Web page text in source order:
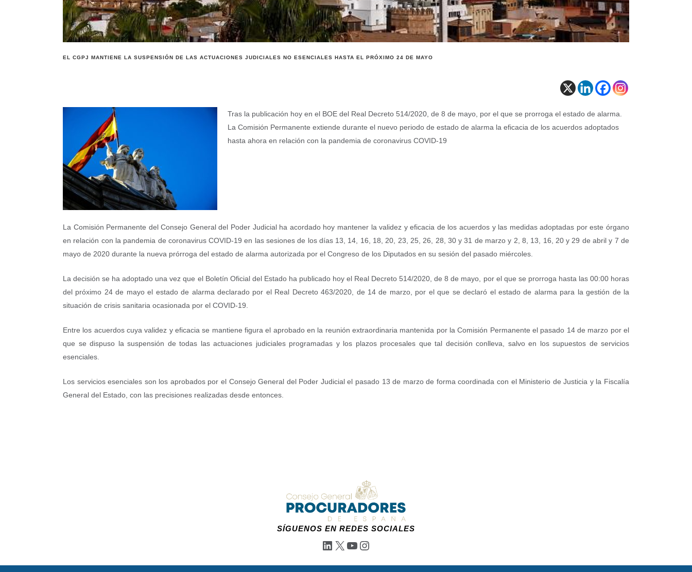
EL CGPJ MANTIENE LA SUSPENSIÓN DE LAS ACTUACIONES JUDICIALES NO ESENCIALES HASTA EL PRÓXIMO 24 DE MAYO
Tras la publicación hoy en el BOE del Real Decreto 514/2020, de 8 de mayo, por el que se prorroga el estado de alarma.
La Comisión Permanente extiende durante el nuevo periodo de estado de alarma la eficacia de los acuerdos adoptados
hasta ahora en relación con la pandemia de coronavirus COVID-19
La Comisión Permanente del Consejo General del Poder Judicial ha acordado hoy mantener la validez y eficacia de los acuerdos y las medidas adoptadas por este órgano
en relación con la pandemia de coronavirus COVID-19 en las sesiones de los días 13, 14, 16, 18, 20, 23, 25, 26, 28, 30 y 31 de marzo y 2, 8, 13, 16, 20 y 29 de abril y 7 de
mayo de 2020 durante la nueva prórroga del estado de alarma autorizada por el Congreso de los Diputados en su sesión del pasado miércoles.
La decisión se ha adoptado una vez que el Boletín Oficial del Estado ha publicado hoy el Real Decreto 514/2020, de 8 de mayo, por el que se prorroga hasta las 00:00 horas
del próximo 24 de mayo el estado de alarma declarado por el Real Decreto 463/2020, de 14 de marzo, por el que se declaró el estado de alarma para la gestión de la
situación de crisis sanitaria ocasionada por el COVID-19.
Entre los acuerdos cuya validez y eficacia se mantiene figura el aprobado en la reunión extraordinaria mantenida por la Comisión Permanente el pasado 14 de marzo por el
que se dispuso la suspensión de todas las actuaciones judiciales programadas y los plazos procesales que tal decisión conlleva, salvo en los supuestos de servicios
esenciales.
Los servicios esenciales son los aprobados por el Consejo General del Poder Judicial el pasado 13 de marzo de forma coordinada con el Ministerio de Justicia y la Fiscalía
General del Estado, con las precisiones realizadas desde entonces.
SÍGUENOS EN REDES SOCIALES
LinkedIn
X YouTube
Instagram